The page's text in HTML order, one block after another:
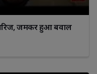
जमकर हुआ बवाल